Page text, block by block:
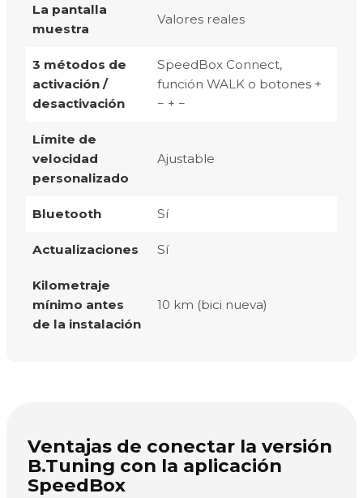
La pantalla
muestra
Valores reales
3 métodos de
activación /
desactivación
SpeedBox Connect,
función WALK o botones +
− + −
Límite de
velocidad
personalizado
Ajustable
Bluetooth Sí
Actualizaciones Sí
Kilometraje
mínimo antes
de la instalación
10 km (bici nueva)
Ventajas de conectar la versión
B.Tuning con la aplicación
SpeedBox